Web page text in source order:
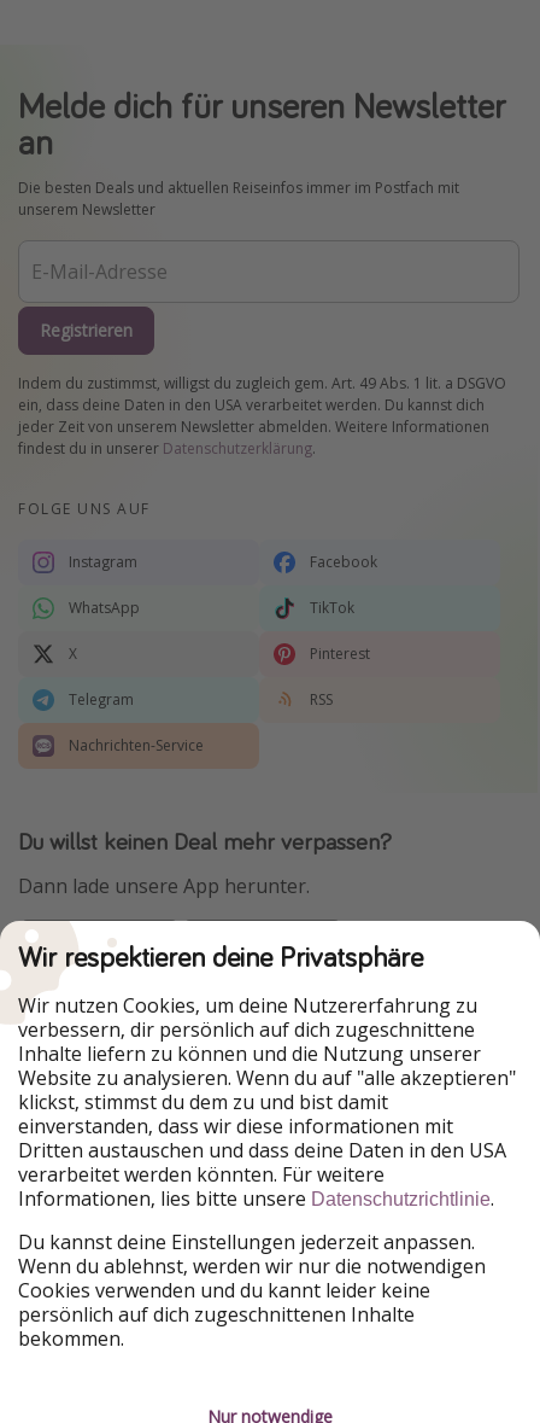
Melde dich für unseren Newsletter
an
Die besten Deals und aktuellen Reiseinfos immer im Postfach mit
unserem Newsletter
Registrieren
Indem du zustimmst, willigst du zugleich gem. Art. 49 Abs. 1 lit. a DSGVO
ein, dass deine Daten in den USA verarbeitet werden. Du kannst dich
jeder Zeit von unserem Newsletter abmelden. Weitere Informationen
findest du in unserer Datenschutzerklärung.
FOLGE UNS AUF
Instagram Facebook
WhatsApp TikTok
X Pinterest
Telegram RSS
Nachrichten-Service
Du willst keinen Deal mehr verpassen?
Dann lade unsere App herunter.
Urlaubspiraten ist Teil der HolidayPirates Group
Unsere Märkte
PiratinViaggio
HolidayPirates
VakantiePiraten
WakacyjniPiraci
VoyagesPirates
Ferienpiraten
Urlaubspiraten
ViajerosPiratas
TravelPirates
HolidayPirates Group
Lerne uns kennen
Über uns
Rechtliches
Wir respektieren deine Privatsphäre
Wir nutzen Cookies, um deine Nutzererfahrung zu
verbessern, dir persönlich auf dich zugeschnittene
Inhalte liefern zu können und die Nutzung unserer
Website zu analysieren. Wenn du auf "alle akzeptieren"
klickst, stimmst du dem zu und bist damit
einverstanden, dass wir diese informationen mit
Dritten austauschen und dass deine Daten in den USA
verarbeitet werden könnten. Für weitere
Informationen, lies bitte unsere Datenschutzrichtlinie.
Du kannst deine Einstellungen jederzeit anpassen.
Wenn du ablehnst, werden wir nur die notwendigen
Cookies verwenden und du kannt leider keine
persönlich auf dich zugeschnittenen Inhalte
bekommen.
Nur notwendige